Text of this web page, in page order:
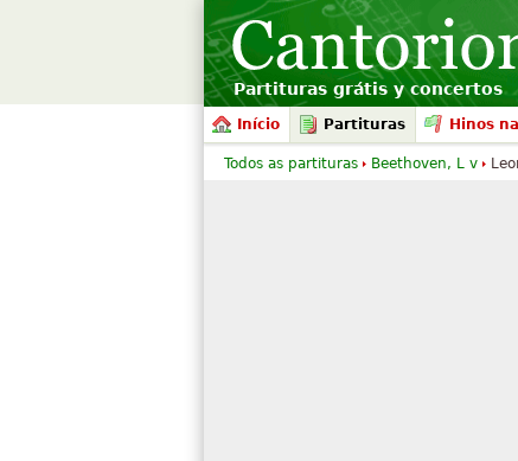
Partituras grátis y concertos
Início Partituras Hinos
Todos as partituras Beethoven, L v